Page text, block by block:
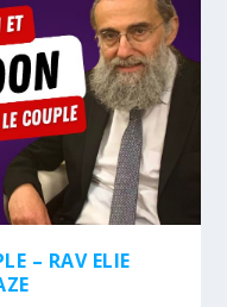
– RAV ELIE